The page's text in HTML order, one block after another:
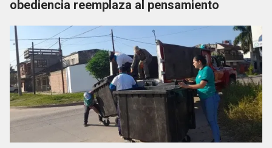
obediencia reemplaza al pensamiento